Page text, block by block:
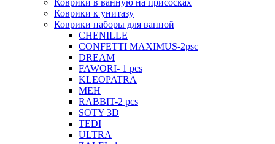
Коврики к унитазу
Коврики наборы для ванной
CHENILLE
CONFETTI MAXIMUS-2psc
DREAM
FAWORI- 1 pcs
KLEOPATRA
MEH
RABBIT-2 pcs
SOTY 3D
TEDI
ULTRA